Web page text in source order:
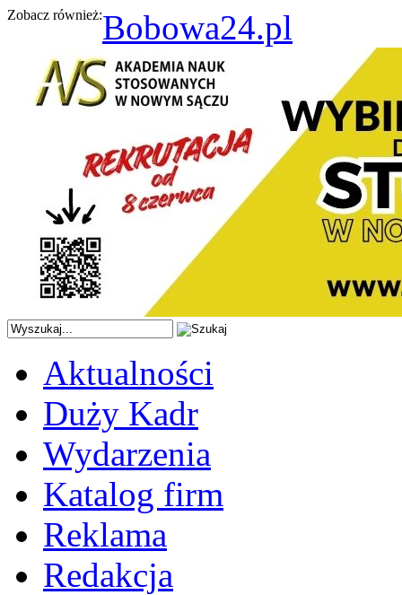
Zobacz również:Bobowa24.pl
Aktualności
Duży Kadr
Wydarzenia
Katalog firm
Reklama
Redakcja